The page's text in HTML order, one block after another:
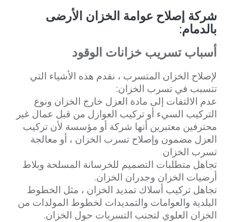
شركة إصلاح عوامة الخزان الأرضى
بالدمام:
أسباب تسريب خزانات الوقود
لإصلاح الخزان المتسرب ، نقدم هذه الأشياء التي
تتسبب في تسرب الخزان:
عدم الالتفات إلى مادة العزل خارج الخزان ونوع
التركيب السيء أو تركيب العوازل من قبل عمال غير
محترفين معتبرين أنها شركة أو مؤسسة لأن تركيب
العزل مضمون وإصلاح تسرب الخزان ، أو معالجة
تسرب الخزان
تجاهل متطلبات التصميم للخرسانة المسلحة وبلاط
أرضيات الخزان وجدران الخزان.
تجاهل تركيب أسلاك تمديد الخزان ، مثل الخطوط
البلدية والعوامات والتمديدات لخطوط المولدات من
الخزان العلوي لتجنب التسربات حول الخزان.